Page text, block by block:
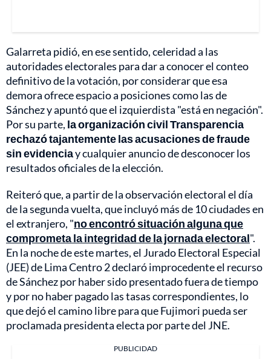
Galarreta pidió, en ese sentido, celeridad a las
autoridades electorales para dar a conocer el conteo
definitivo de la votación, por considerar que esa
demora ofrece espacio a posiciones como las de
Sánchez y apuntó que el izquierdista "está en negación".
Por su parte, la organización civil Transparencia
rechazó tajantemente las acusaciones de fraude
sin evidenciay cualquier anuncio de desconocer los
resultados oficiales de la elección.
Reiteró que, a partir de la observación electoral el día
de la segunda vuelta, que incluyó más de 10 ciudades en
el extranjero, "no encontró situación alguna que
comprometa la integridad de la jornada electoral".
En la noche de este martes, el Jurado Electoral Especial
(JEE) de Lima Centro 2 declaró improcedente el recurso
de Sánchez por haber sido presentado fuera de tiempo
y por no haber pagado las tasas correspondientes, lo
que dejó el camino libre para que Fujimori pueda ser
proclamada presidenta electa por parte del JNE.
PUBLICIDAD